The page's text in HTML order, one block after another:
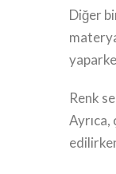
Diğer
Renk
Ayrıca,